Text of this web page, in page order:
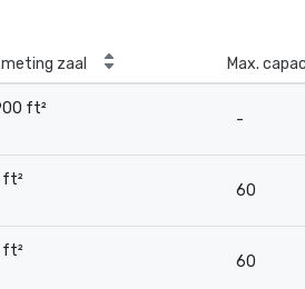
zaal Max.
ft²
-
ft²
60
ft²
60